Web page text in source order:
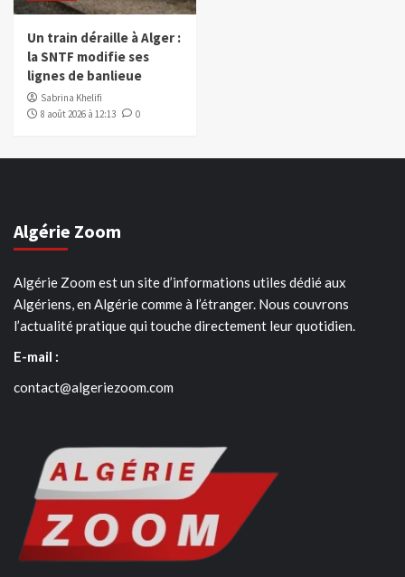
Un train déraille à Alger :
la SNTF modifie ses
lignes de banlieue
Sabrina Khelifi
8 août 2026 à 12:13
0
Algérie Zoom
Algérie Zoom est un site d’informations utiles dédié aux
Algériens, en Algérie comme à l’étranger. Nous couvrons
l’actualité pratique qui touche directement leur quotidien.
E-mail :
contact@algeriezoom.com